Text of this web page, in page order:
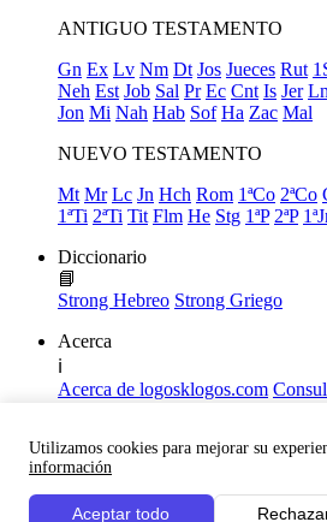
Utilizamos cookies para mejorar su
información
Aceptar todo
ANTIGUO TESTAMENTO
Gn Ex Lv Nm Dt Jos Jueces Rut
Neh Est Job Sal Pr Ec Cnt Is Jer
Jon Mi Nah Hab Sof Ha Zac Mal
NUEVO TESTAMENTO
Mt Mr Lc Jn Hch Rom 1ªCo 2ªCo
1ªTi 2ªTi Tit Flm He Stg 1ªP 2ªP
Diccionario
📘
Strong Hebreo Strong Griego
Acerca
ℹ️
Acerca de logosklogos.com
Links útiles
Facebook